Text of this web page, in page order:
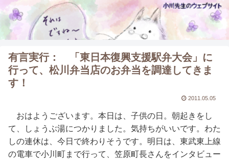
有言実行： 「東日本復興支援駅弁大会」に
行って、松川弁当店のお弁当を調達してきま
す！
2011.05.05
おはようございます。本日は、子供の日。朝起きをし
て、しょうぶ湯につかりました。気持ちがいいです。わた
しの連休は、今日で終わりそうです。明日は、東武東上線
の電車で小川町まで行って、笠原町長さんをインタビュー